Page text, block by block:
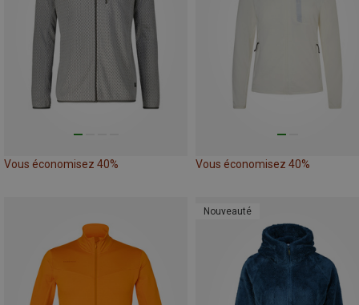
Vous économisez 40% Vous économisez 40%
Nouveauté